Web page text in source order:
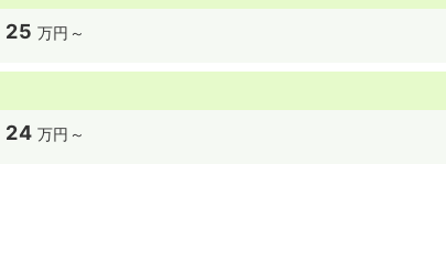
25 万円～
24 万円～